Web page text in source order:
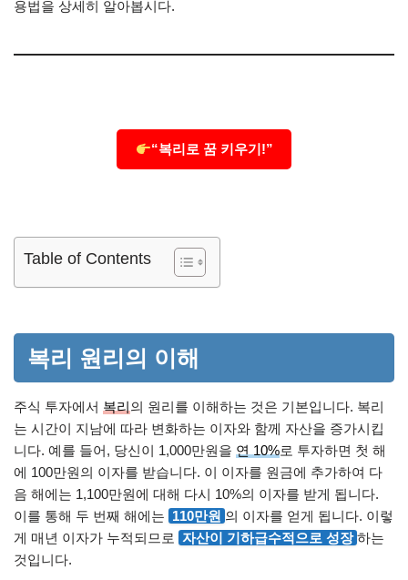
용법을 상세히 알아봅시다.
“복리로 꿈 키우기!”
Table of Contents
복리 원리의 이해
주식 투자에서 복리의 원리를 이해하는 것은 기본입니다. 복리
는 시간이 지남에 따라 변화하는 이자와 함께 자산을 증가시킵
니다. 예를 들어, 당신이 1,000만원을 연 10%로 투자하면 첫 해
에 100만원의 이자를 받습니다. 이 이자를 원금에 추가하여 다
음 해에는 1,100만원에 대해 다시 10%의 이자를 받게 됩니다.
이를 통해 두 번째 해에는 110만원 의 이자를 얻게 됩니다. 이렇
게 매년 이자가 누적되므로 자산이 기하급수적으로 성장 하는
것입니다.